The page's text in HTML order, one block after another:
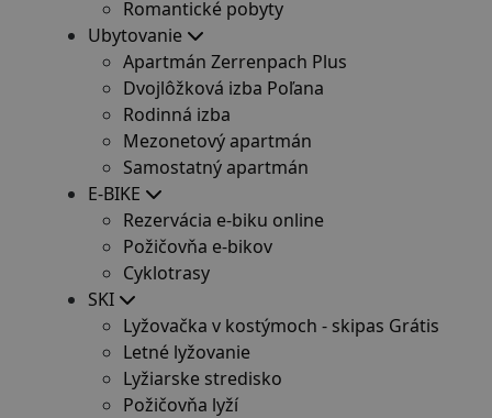
Romantické pobyty
Ubytovanie
Apartmán Zerrenpach Plus
Dvojlôžková izba Poľana
Rodinná izba
Mezonetový apartmán
Samostatný apartmán
E-BIKE
Rezervácia e-biku online
Požičovňa e-bikov
Cyklotrasy
SKI
Lyžovačka v kostýmoch - skipas Grátis
Letné lyžovanie
Lyžiarske stredisko
Požičovňa lyží